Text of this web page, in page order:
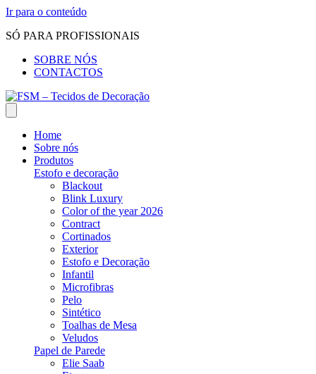
Ir para o conteúdo
SÓ PARA PROFISSIONAIS
SOBRE NÓS
CONTACTOS
Home
Sobre nós
Produtos
Estofo e decoração
Blackout
Blink Luxury
Color of the year 2026
Contract
Cortinados
Exterior
Estofo e Decoração
Infantil
Microfibras
Pelo
Sintético
Toalhas de Mesa
Veludos
Papel de Parede
Elie Saab